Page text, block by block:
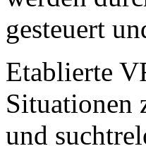
gesteuert
Etablierte
Situationen
und